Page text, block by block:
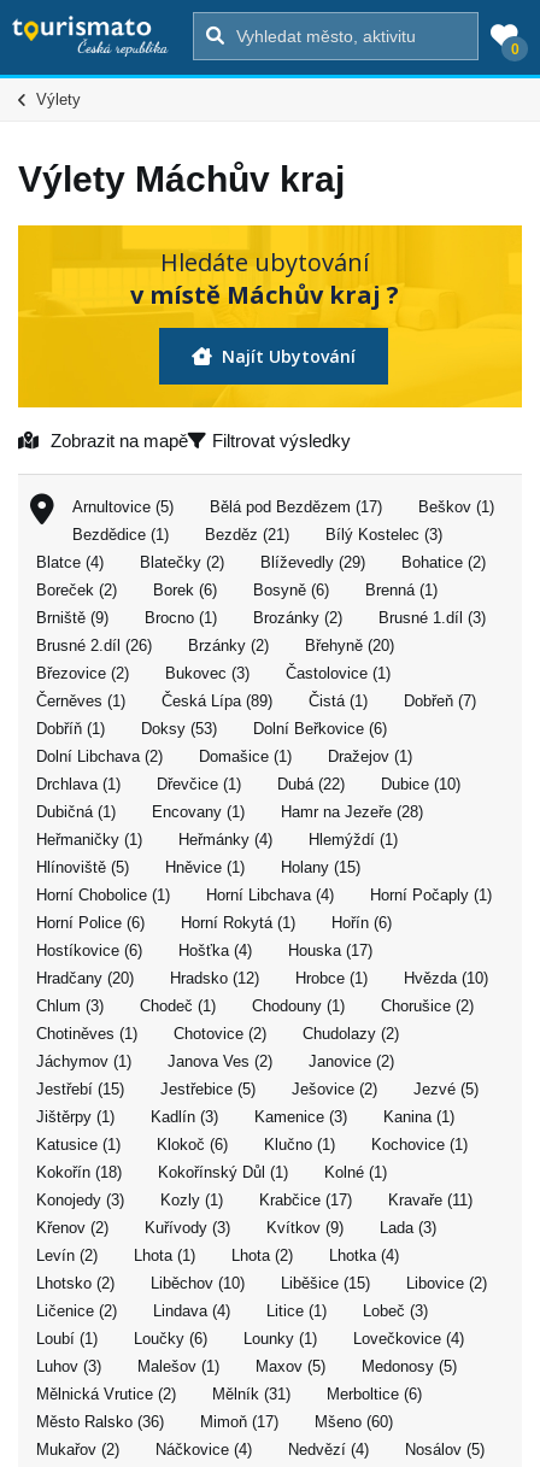
0
Výlety
Výlety Máchův kraj
Hledáte ubytování
v místě Máchův kraj ?
Najít Ubytování
Zobrazit na mapě Filtrovat výsledky
Arnultovice (5) Bělá pod Bezdězem (17)
Beškov (1)
Bezdědice (1)
Bezděz (21)
Bílý Kostelec (3)
Blatce (4)
Blatečky (2) Blíževedly (29)
Bohatice (2)
Boreček (2)
Borek (6) Bosyně (6)
Brenná (1)
Brniště (9)
Brocno (1) Brozánky (2)
Brusné 1.díl (3)
Brusné 2.díl (26)
Brzánky (2)
Břehyně (20)
Březovice (2)
Bukovec (3)
Častolovice (1)
Černěves (1)
Česká Lípa (89) Čistá (1)
Dobřeň (7)
Dobříň (1)
Doksy (53)
Dolní Beřkovice (6)
Dolní Libchava (2)
Domašice (1)
Dražejov (1)
Drchlava (1)
Dřevčice (1) Dubá (22)
Dubice (10)
Dubičná (1)
Encovany (1)
Hamr na Jezeře (28)
Heřmaničky (1)
Heřmánky (4)
Hlemýždí (1)
Hlínoviště (5)
Hněvice (1)
Holany (15)
Horní Chobolice (1)
Horní Libchava (4)
Horní Počaply (1)
Horní Police (6)
Horní Rokytá (1)
Hořín (6)
Hostíkovice (6)
Hošťka (4)
Houska (17)
Hradčany (20)
Hradsko (12) Hrobce (1)
Hvězda (10)
Chlum (3)
Chodeč (1) Chodouny (1)
Chorušice (2)
Chotiněves (1)
Chotovice (2)
Chudolazy (2)
Jáchymov (1)
Janova Ves (2)
Janovice (2)
Jestřebí (15)
Jestřebice (5) Ješovice (2)
Jezvé (5)
Jištěrpy (1)
Kadlín (3) Kamenice (3)
Kanina (1)
Katusice (1)
Klokoč (6) Klučno (1)
Kochovice (1)
Kokořín (18)
Kokořínský Důl (1)
Kolné (1)
Konojedy (3)
Kozly (1) Krabčice (17)
Kravaře (11)
Křenov (2)
Kuřívody (3) Kvítkov (9)
Lada (3)
Levín (2)
Lhota (1) Lhota (2)
Lhotka (4)
Lhotsko (2)
Liběchov (10) Liběšice (15)
Libovice (2)
Ličenice (2)
Lindava (4) Litice (1)
Lobeč (3)
Loubí (1)
Loučky (6) Lounky (1)
Lovečkovice (4)
Luhov (3)
Malešov (1) Maxov (5)
Medonosy (5)
Mělnická Vrutice (2)
Mělník (31)
Merboltice (6)
Město Ralsko (36)
Mimoň (17)
Mšeno (60)
Mukařov (2)
Náčkovice (4) Nedvězí (4)
Nosálov (5)